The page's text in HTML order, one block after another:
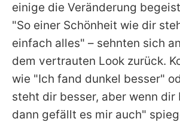
einige die Veränderung
"So einer Schönheit wie dir
einfach alles" – sehnten sich
dem vertrauten Look zurück.
wie "Ich fand dunkel besser"
steht dir besser, aber wenn
dann gefällt es mir auch"